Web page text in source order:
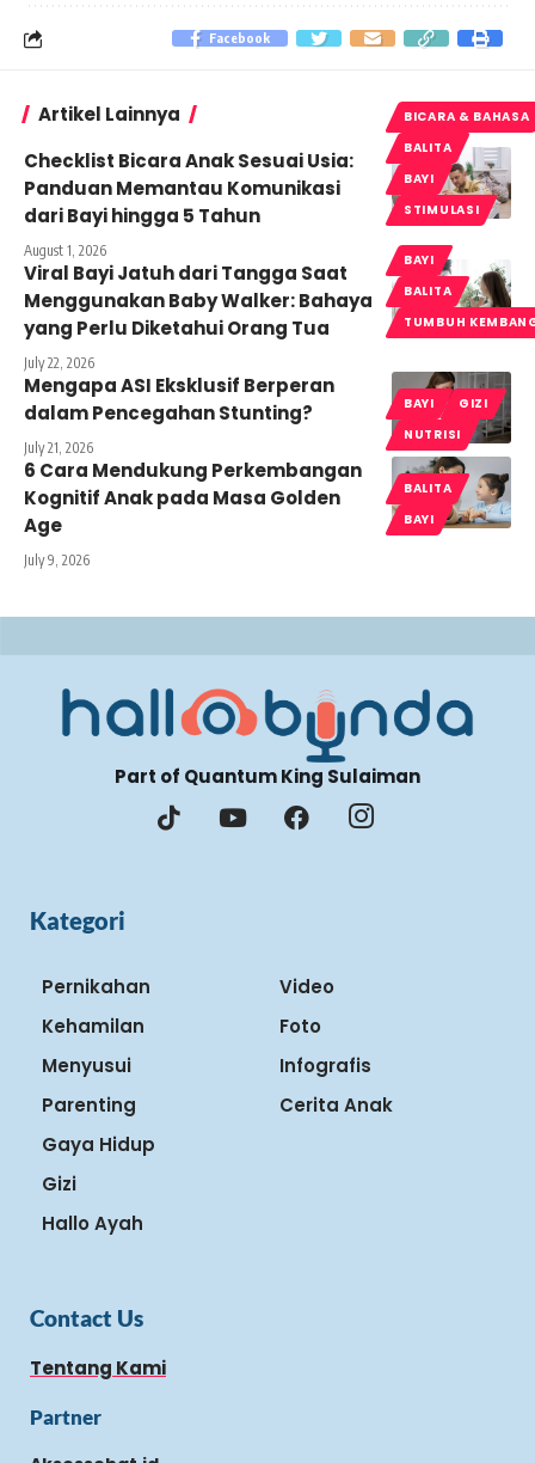
Facebook
Artikel Lainnya
BICARA & BAHASA
BALITA
BAYI
STIMULASI
Checklist Bicara Anak Sesuai Usia:
Panduan Memantau Komunikasi
dari Bayi hingga 5 Tahun
August 1, 2026
BAYI
BALITA
TUMBUH
Viral Bayi Jatuh dari Tangga Saat
Menggunakan Baby Walker: Bahaya
yang Perlu Diketahui Orang Tua
July 22, 2026
BAYI
GIZI
NUTRISI
Mengapa ASI Eksklusif Berperan
dalam Pencegahan Stunting?
July 21, 2026
BALITA
BAYI
6 Cara Mendukung Perkembangan
Kognitif Anak pada Masa Golden
Age
July 9, 2026
Part of Quantum King Sulaiman
Kategori
Pernikahan
Kehamilan
Menyusui
Parenting
Gaya Hidup
Gizi
Hallo Ayah
Video
Foto
Infografis
Cerita Anak
Contact Us
Tentang Kami
Partner